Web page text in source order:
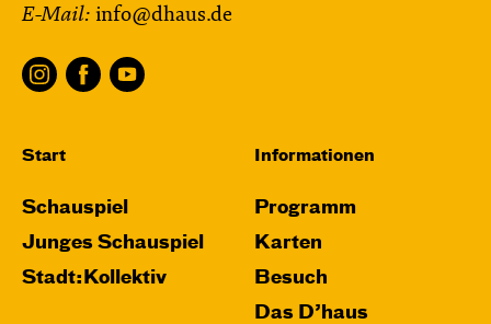
E-Mail: info@dhaus.de
Start
Schauspiel
Junges Schauspiel
Stadt:Kollektiv
Informationen
Programm
Karten
Besuch
Das D’haus